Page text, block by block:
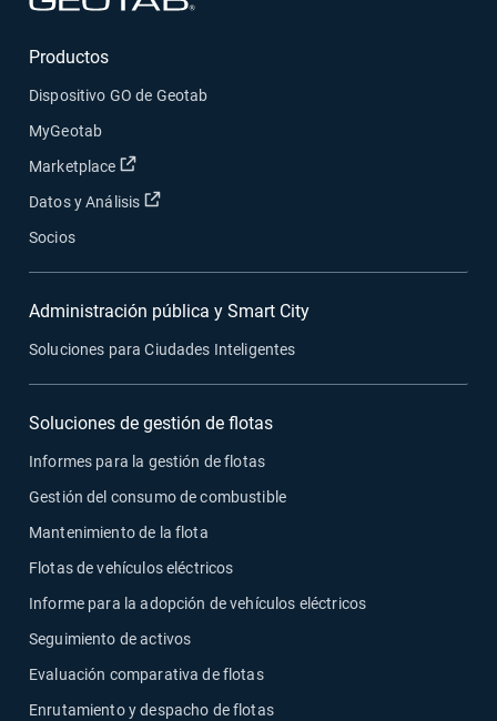
Productos
Dispositivo GO de Geotab
MyGeotab
Marketplace
Abrir en una nueva ventana
Datos y Análisis Abrir en una nueva ventana
Socios
Administración pública y Smart City
Soluciones para Ciudades Inteligentes
Soluciones de gestión de flotas
Informes para la gestión de flotas
Gestión del consumo de combustible
Mantenimiento de la flota
Flotas de vehículos eléctricos
Informe para la adopción de vehículos eléctricos
Seguimiento de activos
Evaluación comparativa de flotas
Enrutamiento y despacho de flotas